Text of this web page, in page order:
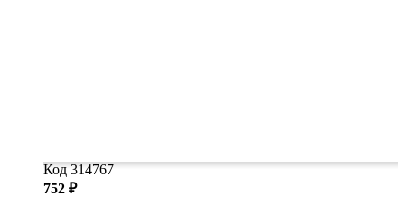
Код 314767
752 ₽